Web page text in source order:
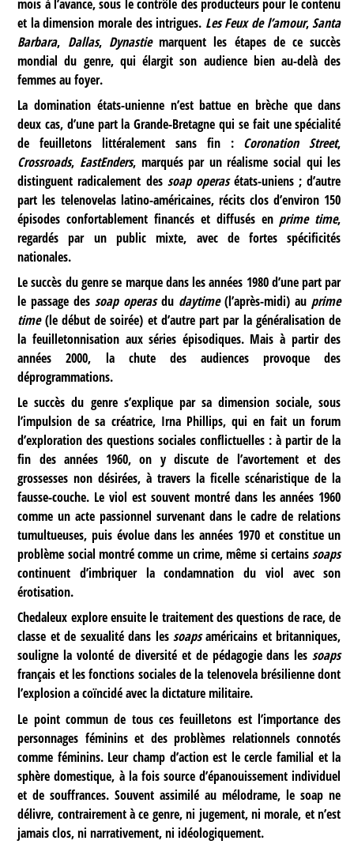
mois à l’avance, sous le contrôle des producteurs pour le contenu
et la dimension morale des intrigues. Les Feux de l’amour,Santa
Barbara, Dallas, Dynastiemarquent les étapes de ce succès
mondial du genre, qui élargit son audience bien au-delà des
femmes au foyer.
La domination états-unienne n’est battue en brèche que dans
deux cas, d’une part la Grande-Bretagne qui se fait une spécialité
de feuilletons littéralement sans fin : Coronation Street,
Crossroads, EastEnders, marqués par un réalisme social qui les
distinguent radicalement des soap operasétats-uniens ; d’autre
part les telenovelas latino-américaines, récits clos d’environ 150
épisodes confortablement financés et diffusés en prime time,
regardés par un public mixte, avec de fortes spécificités
nationales.
Le succès du genre se marque dans les années 1980 d’une part par
le passage dessoap operasdu daytime(l’après-midi) au prime
time(le début de soirée) et d’autre part par la généralisation de
la feuilletonnisation aux séries épisodiques. Mais à partir des
années 2000, la chute des audiences provoque des
déprogrammations.
Le succès du genre s’explique par sa dimension sociale, sous
l’impulsion de sa créatrice, Irna Phillips, qui en fait un forum
d’exploration des questions sociales conflictuelles : à partir de la
fin des années 1960, on y discute de l’avortement et des
grossesses non désirées, à travers la ficelle scénaristique de la
fausse-couche. Le viol est souvent montré dans les années 1960
comme un acte passionnel survenant dans le cadre de relations
tumultueuses, puis évolue dans les années 1970 et constitue un
problème social montré comme un crime, même si certainssoaps
continuent d’imbriquer la condamnation du viol avec son
érotisation.
Chedaleux explore ensuite le traitement des questions de race, de
classe et de sexualité dans les soapsaméricains et britanniques,
souligne la volonté de diversité et de pédagogie dans lessoaps
français et les fonctions sociales de la telenovela brésilienne dont
l’explosion a coïncidé avec la dictature militaire.
Le point commun de tous ces feuilletons est l’importance des
personnages féminins et des problèmes relationnels connotés
comme féminins. Leur champ d’action est le cercle familial et la
sphère domestique, à la fois source d’épanouissement individuel
et de souffrances. Souvent assimilé au mélodrame, le soap ne
délivre, contrairement à ce genre, ni jugement, ni morale, et n’est
jamais clos, ni narrativement, ni idéologiquement.